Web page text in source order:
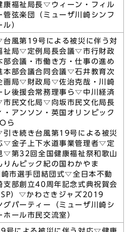
康福祉局長▽ウィーン・フィル
管弦楽団（ミューザ川崎シンフ
ル）
台風第19号による被災に伴う対
祉局▽定例局長会議▽市行財政
部会議・市働き方・仕事の進め
本部会議合同会議▽石井教育次
画局▽財政局▽佐治克哉・川崎
レ後援会常務理事ら▽中川経済
民文化局▽向坂市民文化局長
アンソン・英国オリンピック
ら
引き続き台風第19号による被災
▽金子上下水道事業管理者▽定
▽第32回全国健康福祉祭和歌山
りんピック紀の国わかやま
市選手団結団式▽全日本不動
支部創立40周年記念式典祝賀会
）▽かわさきジャズ2019
グパーティー（ミューザ川崎シ
ホール市民交流室）